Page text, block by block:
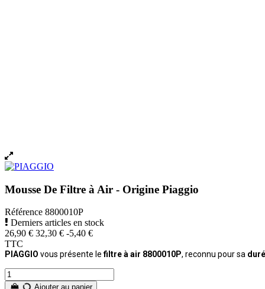
Mousse De Filtre à Air - Origine Piaggio
Référence 8800010P
Derniers articles en stock
26,90 € 32,30 € -5,40 €
TTC
PIAGGIO vous présente lefiltre à air 8800010P, reconnu pour sa
Ajouter au panier